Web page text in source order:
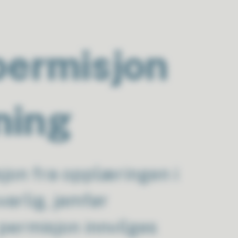
fra opplæringen i
jamfør
innvilges